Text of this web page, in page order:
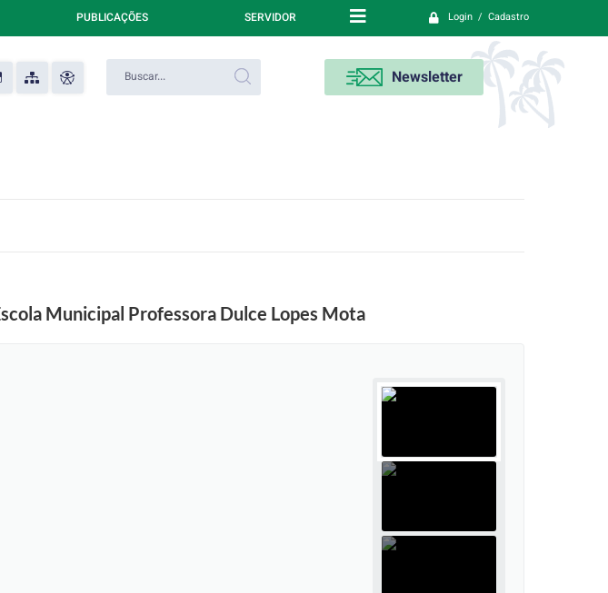
Login / Cadastro
PUBLICAÇÕES SERVIDOR
Newsletter
Municipal Professora Dulce Lopes Mota